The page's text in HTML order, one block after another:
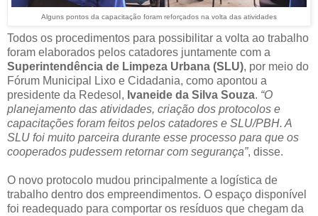
Alguns pontos da capacitação foram reforçados na volta das atividades
Todos os procedimentos para possibilitar a volta ao trabalho
foram elaborados pelos catadores juntamente com a
Superintendência de Limpeza Urbana (SLU), por meio do
Fórum Municipal Lixo e Cidadania, como apontou a
presidente da Redesol, Ivaneide da Silva Souza. “O
planejamento das atividades, criação dos protocolos e
capacitações foram feitos pelos catadores e SLU/PBH. A
SLU foi muito parceira durante esse processo para que os
cooperados pudessem retornar com segurança”, disse.
O novo protocolo mudou principalmente a logística de
trabalho dentro dos empreendimentos. O espaço disponível
foi readequado para comportar os resíduos que chegam da